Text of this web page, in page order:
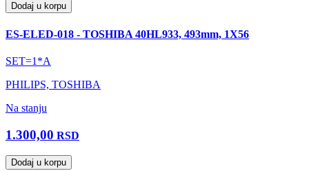
Dodaj u korpu
ES-ELED-018 - TOSHIBA 40HL933, 493mm, 1X56
SET=1*A
PHILIPS, TOSHIBA
Na stanju
1.300,00 RSD
Dodaj u korpu